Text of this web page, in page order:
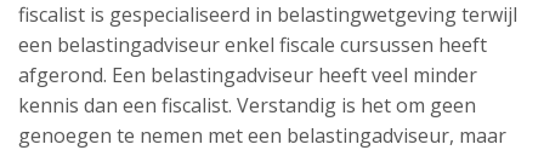
fiscalist is gespecialiseerd in belastingwetgeving terwijl
een belastingadviseur enkel fiscale cursussen heeft
afgerond. Een belastingadviseur heeft veel minder
kennis dan een fiscalist. Verstandig is het om geen
genoegen te nemen met een belastingadviseur, maar